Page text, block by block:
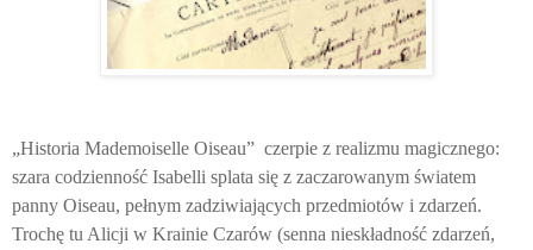
„Historia Mademoiselle Oiseau” czerpie z realizmu magicznego:
szara codzienność Isabelli splata się z zaczarowanym światem
panny Oiseau, pełnym zadziwiających przedmiotów i zdarzeń.
Trochę tu Alicji w Krainie Czarów (senna nieskładność zdarzeń,